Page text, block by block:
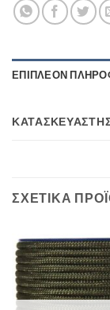
ΕΠΙΠΛΈΟΝ
ΣΧΕΤΙΚΆ